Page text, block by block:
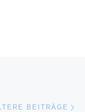
BEITRÄGE